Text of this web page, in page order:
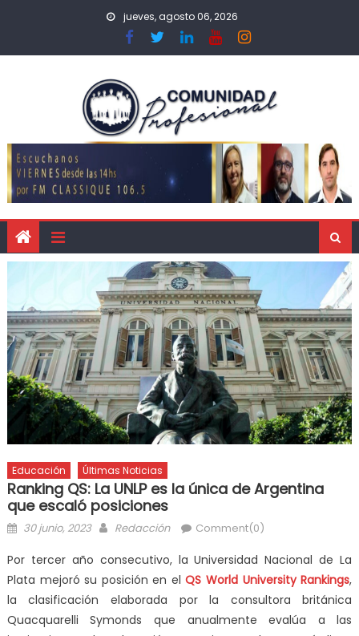
jueves, agosto 06, 2026
Educación Últimas Noticias
Ranking QS: La UNLP es la única de Argentina
que escaló posiciones
30 junio, 2023 Redacción Comment(0)
Por tercer año consecutivo, la Universidad Nacional de La
Plata mejoró su posición en el QS World University Rankings,
la clasificación elaborada por la consultora británica
Quacquarelli Symonds que anualmente evalúa a las